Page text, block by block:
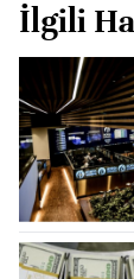
İlgili